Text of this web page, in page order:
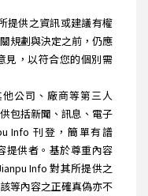
提供之資訊或建議有權
規劃與決定之前，仍應
見，以符合您的個別需
公司、廠商等第三人
包括新聞、訊息、電子
Info 刊登，簡單有譜
提供者。基於尊重內容
Info 對其所提供之
等內容之正確真偽亦不